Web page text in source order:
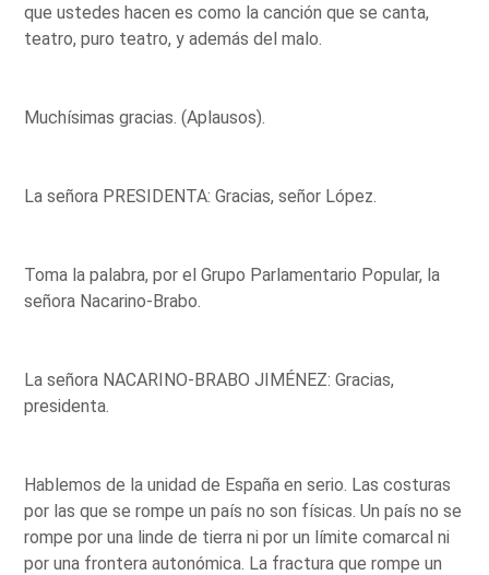
que ustedes hacen es como la canción que se canta,
teatro, puro teatro, y además del malo.
Muchísimas gracias. (Aplausos).
La señora PRESIDENTA: Gracias, señor López.
Toma la palabra, por el Grupo Parlamentario Popular, la
señora Nacarino-Brabo.
La señora NACARINO-BRABO JIMÉNEZ: Gracias,
presidenta.
Hablemos de la unidad de España en serio. Las costuras
por las que se rompe un país no son físicas. Un país no se
rompe por una linde de tierra ni por un límite comarcal ni
por una frontera autonómica. La fractura que rompe un